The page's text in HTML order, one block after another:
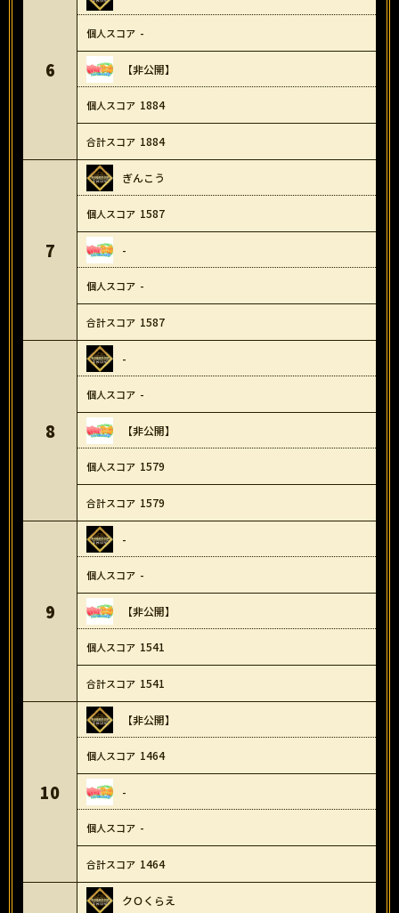
6
-
【非公開】
1884
1884
7
ぎんこう
1587
-
-
1587
8
-
-
【非公開】
1579
1579
9
-
-
【非公開】
1541
1541
10
【非公開】
1464
-
-
1464
クＯくらえ